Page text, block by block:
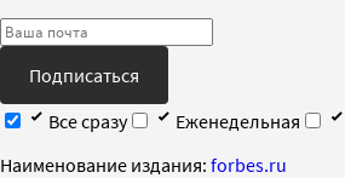
Подписаться
Все сразу
Еженедельная
Наименование издания: forbes.ru